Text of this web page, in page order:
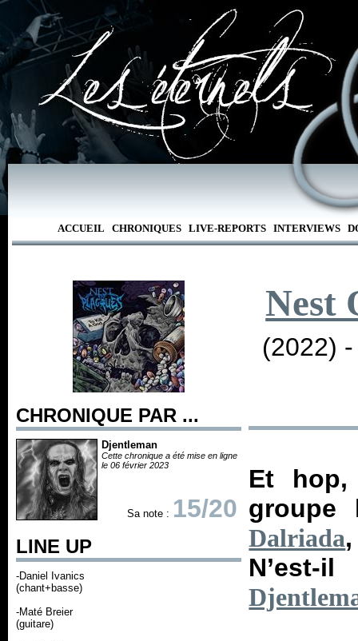
ACCUEIL CHRONIQUES LIVE-REPORTS INTERVIEWS
CHRONIQUE PAR ...
Djentleman
Cette chronique a été mise en ligne
le 06 février 2023
Sa note : 15/20
LINE UP
-Daniel Ivanics
(chant+basse)
-Maté Breier
(guitare)
Nest
(2022)
Et hop,
groupe
Dalriada